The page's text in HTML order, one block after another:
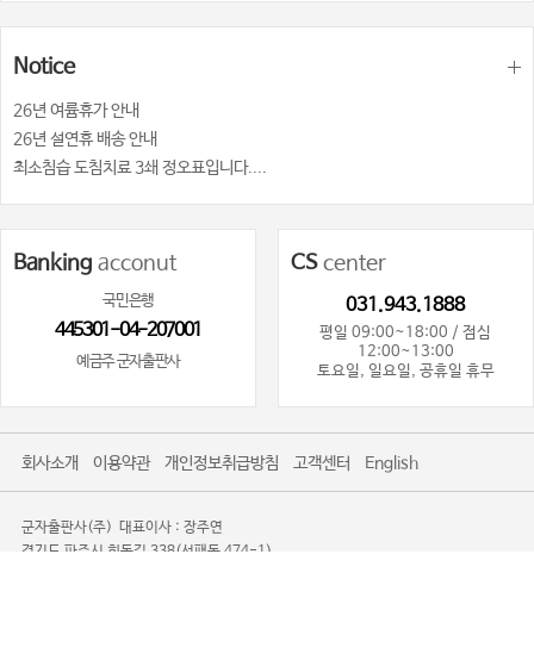
Notice
26년 여륨휴가 안내
26년 설연휴 배송 안내
최소침습 도침치료 3쇄 정오표입니다....
Banking acconut
국민은행
445301-04-207001
예금주 군자출판사
CScenter
031.943.1888
평일 09:00~18:00 / 점심
12:00~13:00
토요일, 일요일, 공휴일 휴무
회사소개 이용약관 개인정보취급방침 고객센터 English
군자출판사(주) 대표이사 : 장주연
경기도 파주시 회동길 338(서패동 474-1)